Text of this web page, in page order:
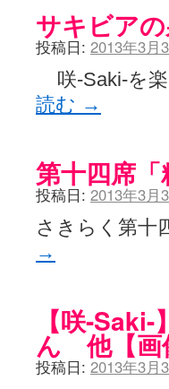
サキビア
投稿日: 2013年3月
咲-Saki-を
読む →
第十四席「
投稿日: 2013年3月
さきらく第十
→
【咲-
ん 他【画
投稿日: 2013年3月